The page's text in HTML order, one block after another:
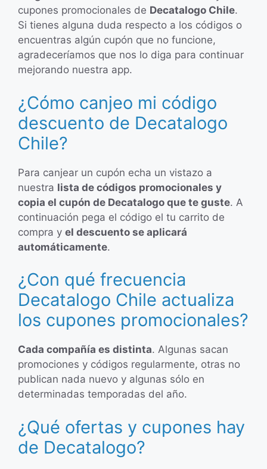
cupones promocionales de Decatalogo Chile.
Si tienes alguna duda respecto a los códigos o
encuentras algún cupón que no funcione,
agradeceríamos que nos lo diga para continuar
mejorando nuestra app.
¿Cómo canjeo mi código
descuento de Decatalogo
Chile?
Para canjear un cupón echa un vistazo a
nuestra lista de códigos promocionales y
copia el cupón de Decatalogo que te guste. A
continuación pega el código el tu carrito de
compra y el descuento se aplicará
automáticamente.
¿Con qué frecuencia
Decatalogo Chile actualiza
los cupones promocionales?
Cada compañía es distinta. Algunas sacan
promociones y códigos regularmente, otras no
publican nada nuevo y algunas sólo en
determinadas temporadas del año.
¿Qué ofertas y cupones hay
de Decatalogo?